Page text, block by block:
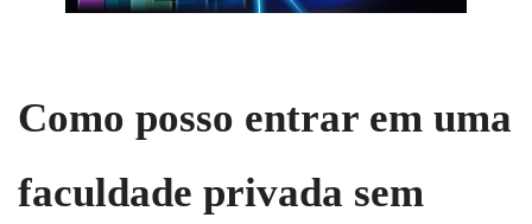
Como posso entrar em uma
faculdade privada sem